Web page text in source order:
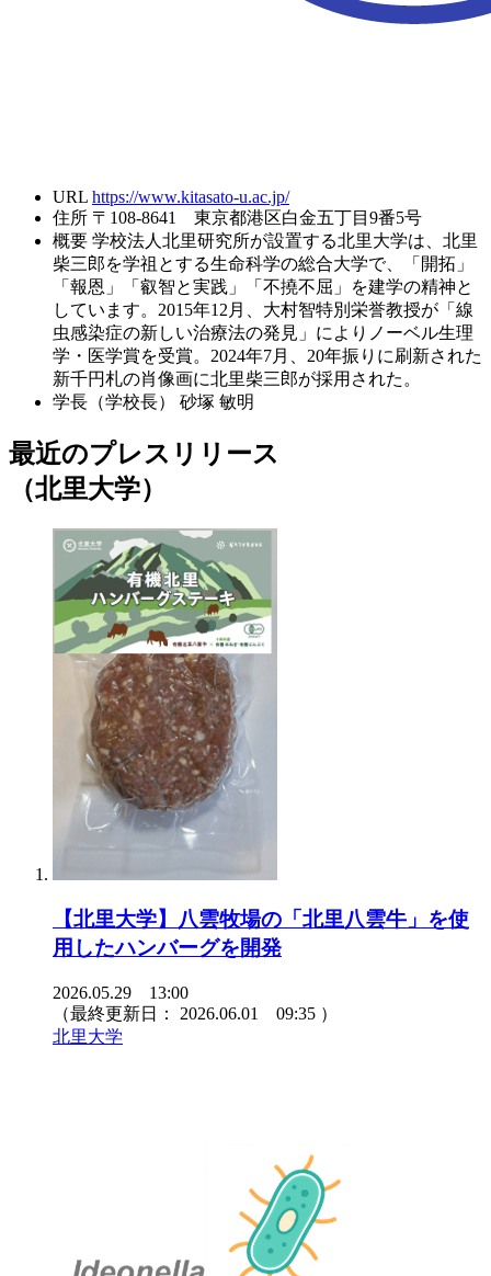
URL https://www.kitasato-u.ac.jp/
住所 〒108-8641 東京都港区白金五丁目9番5号
概要 学校法人北里研究所が設置する北里大学は、北里
柴三郎を学祖とする生命科学の総合大学で、「開拓」
「報恩」「叡智と実践」「不撓不屈」を建学の精神と
しています。2015年12月、大村智特別栄誉教授が「線
虫感染症の新しい治療法の発見」によりノーベル生理
学・医学賞を受賞。2024年7月、20年振りに刷新された
新千円札の肖像画に北里柴三郎が採用された。
学長（学校長）
砂塚 敏明
最近のプレスリリース
（北里大学）
【北里大学】八雲牧場の「北里八雲牛」を使
用したハンバーグを開発
2026.05.29 13:00
（最終更新日： 2026.06.01 09:35 ）
北里大学